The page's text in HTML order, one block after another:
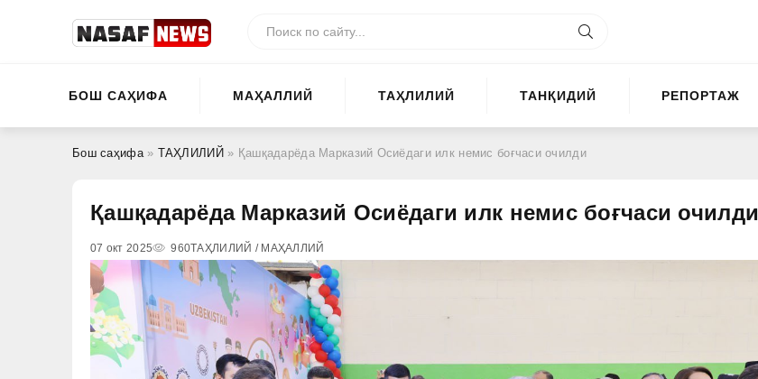
БОШ САҲИФА МАҲАЛЛИЙ ТАҲЛИЛИЙ ТАНҚИДИЙ РЕПОРТАЖ
Бош саҳифа» ТАҲЛИЛИЙ » Қашқадарёда Марказий Осиёдаги илк немис боғчаси очилди
Қашқадарёда Марказий Осиёдаги илк немис боғчаси очилди
07 окт 2025 960ТАҲЛИЛИЙ / МАҲАЛЛИЙ